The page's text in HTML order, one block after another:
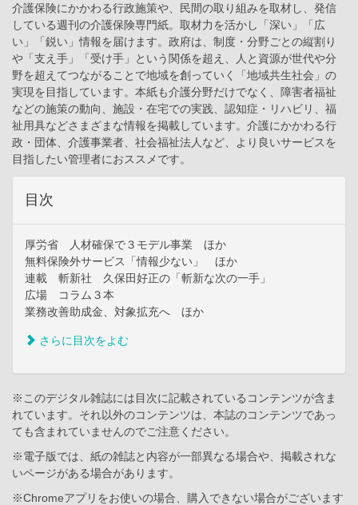
介護保険にかかわる行政施策や、民間の取り組みを取材し、発信
している週刊の介護保険専門紙。取材力を活かし「深い」「広
い」「鋭い」情報を届けます。政府は、制度・分野ごとの縦割り
や「支え手」「受け手」という関係を超え、人と資源が世代や分
野を超えてつながることで地域を創っていく「地域共生社会」の
実現を目指しています。本紙も介護分野だけでなく、障害者福祉
などの施策の動向、施設・在宅での実践、認知症・リハビリ、福
祉用具などさまざまな情報を掲載しています。介護にかかわる行
政・団体、介護事業者、社会福祉法人など、より良いサービスを
目指したい管理者におススメです。
目次
厚労省 人材確保で３モデル事業 ほか
無料保険外サービス「情報少ない」 ほか
連載 斬新社 久保田好正の「斬新な次の一手」
広場 コラム３本
業務改善助成金、対象拡充へ ほか
さらに目次をよむ
※このデジタル雑誌には目次に記載されているコンテンツが含ま
れています。それ以外のコンテンツは、本誌のコンテンツであっ
ても含まれていませんのでご注意ください。
※電子版では、紙の雑誌と内容が一部異なる場合や、掲載されな
いページがある場合があります。
※Chromeアプリをお使いの場合、購入できない場合がございます